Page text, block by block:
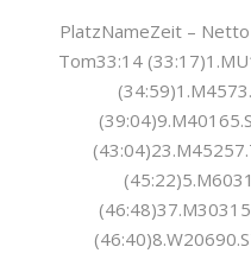
PlatzNameZeit –
Tom33:14